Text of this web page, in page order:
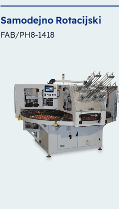
Samodejno Rotacijski
FAB/PH8-1418